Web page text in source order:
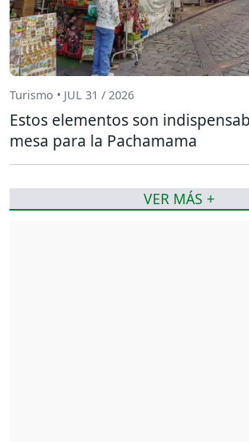
Turismo • JUL 31 / 2026
Estos elementos son
mesa para la Pachamama
VER MÁS +